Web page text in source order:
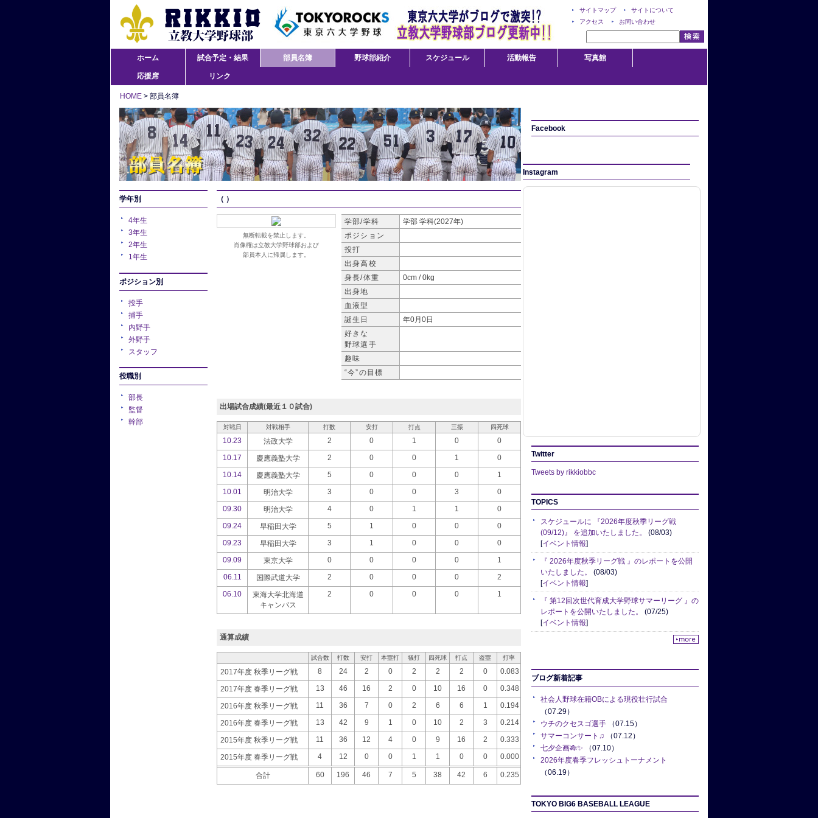
サイトマップ
サイトについて
アクセス
お問い合わせ
ホーム 試合予定・結果 部員名簿 野球部紹介 スケジュール 活動報告 写真館
応援席 リンク
HOME > 部員名簿
学年別
4年生
3年生
2年生
1年生
ポジション別
投手
捕手
内野手
外野手
スタッフ
役職別
部長
監督
幹部
（ ）
無断転載を禁止します。
肖像権は立教大学野球部および
部員本人に帰属します。
学部/学科 学部 学科(2027年)
ポジション
投打
出身高校
身長/体重
0cm / 0kg
出身地
血液型
誕生日
年0月0日
好きな
野球選手
趣味
“今”の目標
出場試合成績(最近１０試合)
対戦日 対戦相手 打数 安打 打点 三振 四死球
10.23 法政大学 2 0 1 0
0
10.17
慶應義塾大学 2 0 0 1
0
10.14
慶應義塾大学 5 0 0 0
1
10.01
明治大学 3 0 0 3
0
09.30
明治大学 4 0 1 1
0
09.24
早稲田大学 5 1 0 0
0
09.23
早稲田大学 3 1 0 0
0
09.09
東京大学 0 0 0 0
1
06.11
国際武道大学 2 0 0 0
2
06.10
東海大学北海道
キャンパス
2 0 0 0 1
通算成績
試合数 打数 安打 本塁打 犠打 四死球 打点 盗塁 打率
2017年度 秋季リーグ戦 8 24 2 0 2 2 2 0 0.083
2017年度 春季リーグ戦 13 46 16 2 0 10 16 0 0.348
2016年度 秋季リーグ戦 11 36 7 0 2 6 6 1 0.194
2016年度 春季リーグ戦 13 42 9 1 0 10 2 3 0.214
2015年度 秋季リーグ戦 11 36 12 4 0 9 16 2 0.333
2015年度 春季リーグ戦 4 12 0 0 1 1 0 0 0.000
合計 60 196 46 7 5 38 42 6 0.235
Facebook
Instagram
Twitter
Tweets by rikkiobbc
TOPICS
スケジュールに 『2026年度秋季リーグ戦
(09/12)』 を追加いたしました。 (08/03)
[イベント情報]
『 2026年度秋季リーグ戦 』のレポートを公開
いたしました。 (08/03)
[イベント情報]
『 第12回次世代育成大学野球サマーリーグ 』の
レポートを公開いたしました。 (07/25)
[イベント情報]
ブログ新着記事
社会人野球在籍OBによる現役壮行試合
（07.29）
ウチのクセスゴ選手 （07.15）
サマーコンサート♫ （07.12）
七夕企画🎋✨ （07.10）
2026年度春季フレッシュトーナメント
（06.19）
TOKYO BIG6 BASEBALL LEAGUE